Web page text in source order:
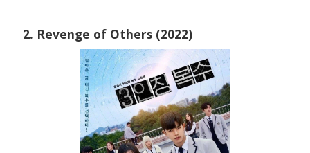
Revenge of Others (2022)